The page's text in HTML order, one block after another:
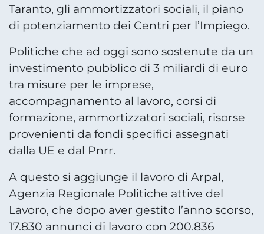
Taranto, gli ammortizzatori sociali, il piano
di potenziamento dei Centri per l’Impiego.
Politiche che ad oggi sono sostenute da un
investimento pubblico di 3 miliardi di euro
tra misure per le imprese,
accompagnamento al lavoro, corsi di
formazione, ammortizzatori sociali, risorse
provenienti da fondi specifici assegnati
dalla UE e dal Pnrr.
A questo si aggiunge il lavoro di Arpal,
Agenzia Regionale Politiche attive del
Lavoro, che dopo aver gestito l’anno scorso,
17.830 annunci di lavoro con 200.836